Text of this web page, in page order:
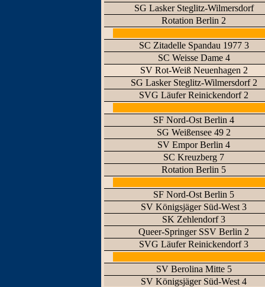
SG Lasker Steglitz-Wilmersdorf
Rotation Berlin 2
SC Zitadelle Spandau 1977 3
SC Weisse Dame 4
SV Rot-Weiß Neuenhagen 2
SG Lasker Steglitz-Wilmersdorf 2
SVG Läufer Reinickendorf 2
SF Nord-Ost Berlin 4
SG Weißensee 49 2
SV Empor Berlin 4
SC Kreuzberg 7
Rotation Berlin 5
SF Nord-Ost Berlin 5
SV Königsjäger Süd-West 3
SK Zehlendorf 3
Queer-Springer SSV Berlin 2
SVG Läufer Reinickendorf 3
SV Berolina Mitte 5
SV Königsjäger Süd-West 4